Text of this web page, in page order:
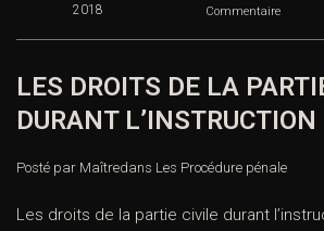
2018 Commentaire
LES DROITS DE LA
DURANT L’INSTRUCTION
Posté par Maîtredans Les Procédure pénale
Les droits de la partie civile durant